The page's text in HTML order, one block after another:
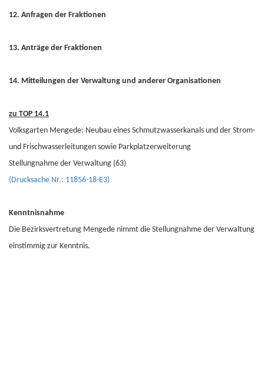
12. Anfragen der Fraktionen
13. Anträge der Fraktionen
14. Mitteilungen der Verwaltung und anderer Organisationen
zu TOP 14.1
Volksgarten Mengede: Neubau eines Schmutzwasserkanals und der Strom-
und Frischwasserleitungen sowie Parkplatzerweiterung
Stellungnahme der Verwaltung (63)
(Drucksache Nr.: 11856-18-E3)
Kenntnisnahme
Die Bezirksvertretung Mengede nimmt die Stellungnahme der Verwaltung
einstimmig zur Kenntnis.